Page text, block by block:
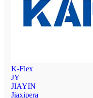
K-Flex
JY
JIAYIN
Jiaxipera